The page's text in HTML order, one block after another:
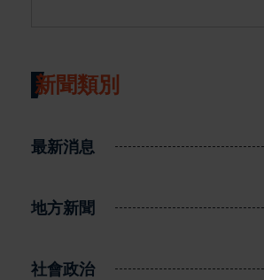
新聞類別
最新消息
地方新聞
社會政治